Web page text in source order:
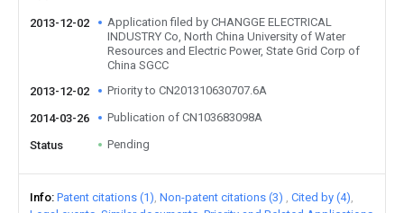
2013-12-02
Application filed by CHANGGE ELECTRICAL
INDUSTRY Co, North China University of Water
Resources and Electric Power, State Grid Corp of
China SGCC
2013-12-02
Priority to CN201310630707.6A
2014-03-26 Publication of CN103683098A
Status Pending
Info Patent citations (1) Non-patent citations (3)
Cited by (4)